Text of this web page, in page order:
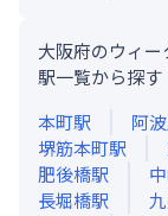
大阪府のウィー
駅一覧から探す
本町駅 阿
堺筋本町駅
肥後橋駅
長堀橋駅